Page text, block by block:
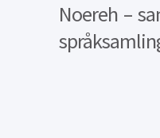
Noereh –